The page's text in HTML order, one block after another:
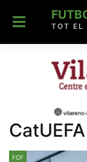
content
TOT EL
CatUEFA
FCF